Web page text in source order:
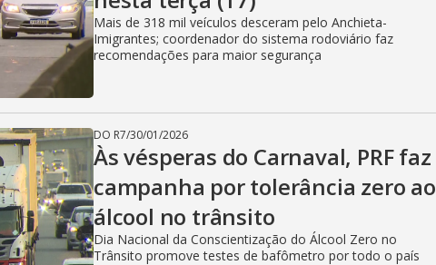
Mais de 318 mil veículos desceram pelo Anchieta-
Imigrantes; coordenador do sistema rodoviário faz
recomendações para maior segurança
DO R7/30/01/2026
Às vésperas do Carnaval, PRF faz
campanha por tolerância zero ao
álcool no trânsito
Dia Nacional da Conscientização do Álcool Zero no
Trânsito promove testes de bafômetro por todo o país